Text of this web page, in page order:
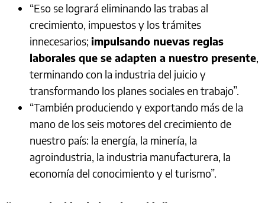
“Eso se logrará eliminando las trabas al
crecimiento, impuestos y los trámites
innecesarios; impulsando nuevas reglas
laborales que se adapten a nuestro presente,
terminando con la industria del juicio y
transformando los planes sociales en trabajo”.
“También produciendo y exportando más de la
mano de los seis motores del crecimiento de
nuestro país: la energía, la minería, la
agroindustria, la industria manufacturera, la
economía del conocimiento y el turismo”.